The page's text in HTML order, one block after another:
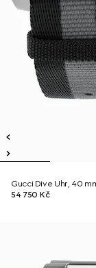
Gucci Dive Uhr, 40
54 750 Kč